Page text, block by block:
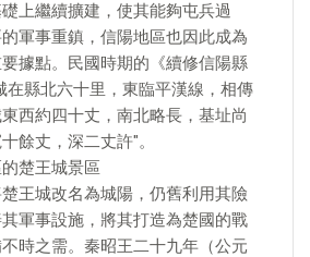
上繼續擴建，使其能夠屯兵過
軍事重鎮，信陽地區也因此成為
據點。民國時期的《續修信陽縣
在縣北六十里，東臨平漢線，相傳
西約四十丈，南北略長，基址尚
餘丈，深二丈許"。
楚王城景區
王城改名為城陽，仍舊利用其險
軍事設施，將其打造為楚國的戰
時之需。秦昭王二十九年（公元